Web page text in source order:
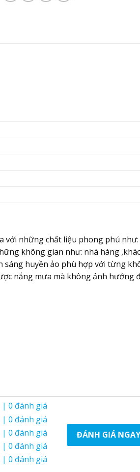
những chất liệu phong phú
không gian như: nhà hàng
huyền ảo phù hợp với từng
nắng mưa mà không ảnh hưởng
| 0 đánh giá
| 0 đánh giá
| 0 đánh giá
| 0 đánh giá
| 0 đánh giá
ĐÁNH GIÁ NGAY